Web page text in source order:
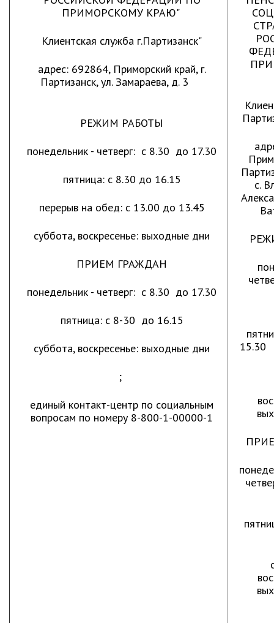
Глава МОГП
Отчёты главы
Заместители главы администрации
июнь 2026 г.
апрель 2026 г.
март 2026 г.
январь 2026 г.
декабрь 2025 г.
октябрь 2025 г.
август 2025 г.
июль 2025 г.
апрель 2025 г.
март 2025 г.
ПРИМОРСКОМУ КРАЮ"
Клиентская служба г.Партизанск"
адрес: 692864, Приморский край, г.
Партизанск, ул. Замараева, д. 3
РЕЖИМ РАБОТЫ
понедельник - четверг: с 8.30 до 17.30
пятница: с 8.30 до 16.15
перерыв на обед: с 13.00 до 13.45
суббота, воскресенье: выходные дни
ПРИЕМ ГРАЖДАН
понедельник - четверг: с 8.30 до 17.30
пятница: с 8-30 до 16.15
суббота, воскресенье: выходные дни
;
единый контакт-центр по социальным
вопросам по номеру 8-800-1-00000-1
с.